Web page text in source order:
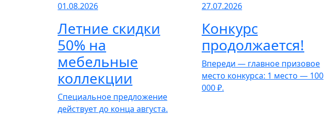
01.08.2026
Летние скидки
50% на
мебельные
коллекции
Специальное предложение
действует до конца августа.
27.07.2026
Конкурс
продолжается!
Впереди — главное призовое
место конкурса: 1 место — 100
000 ₽.